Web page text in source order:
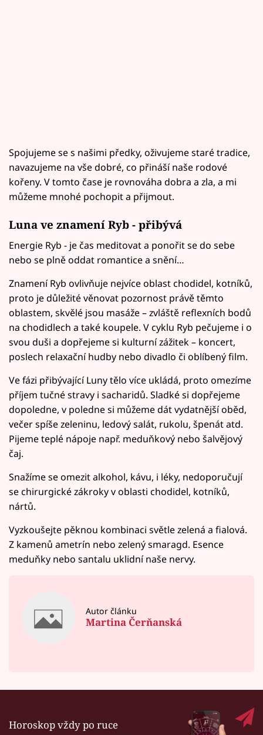
Spojujeme se s našimi předky, oživujeme staré tradice,
navazujeme na vše dobré, co přináší naše rodové
kořeny. V tomto čase je rovnováha dobra a zla, a mi
můžeme mnohé pochopit a přijmout.
Luna ve znamení Ryb - přibývá
Energie Ryb - je čas meditovat a ponořit se do sebe
nebo se plně oddat romantice a snění…
Znamení Ryb ovlivňuje nejvíce oblast chodidel, kotníků,
proto je důležité věnovat pozornost právě těmto
oblastem, skvělé jsou masáže – zvláště reflexních bodů
na chodidlech a také koupele. V cyklu Ryb pečujeme i o
svou duši a dopřejeme si kulturní zážitek – koncert,
poslech relaxační hudby nebo divadlo či oblíbený film.
Ve fázi přibývající Luny tělo více ukládá, proto omezíme
příjem tučné stravy i sacharidů. Sladké si dopřejeme
dopoledne, v poledne si můžeme dát vydatnější oběd,
večer spíše zeleninu, ledový salát, rukolu, špenát atd.
Pijeme teplé nápoje např. meduňkový nebo šalvějový
čaj.
Snažíme se omezit alkohol, kávu, i léky, nedoporučují
se chirurgické zákroky v oblasti chodidel, kotníků,
nártů.
Vyzkoušejte pěknou kombinaci světle zelená a fialová.
Z kamenů ametrín nebo zelený smaragd. Esence
meduňky nebo santalu uklidní naše nervy.
Autor článku
Martina Čerňanská
Horoskop vždy po ruce